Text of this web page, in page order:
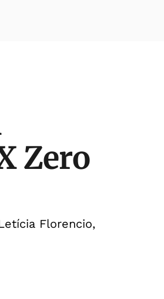
Zero
Florencio,